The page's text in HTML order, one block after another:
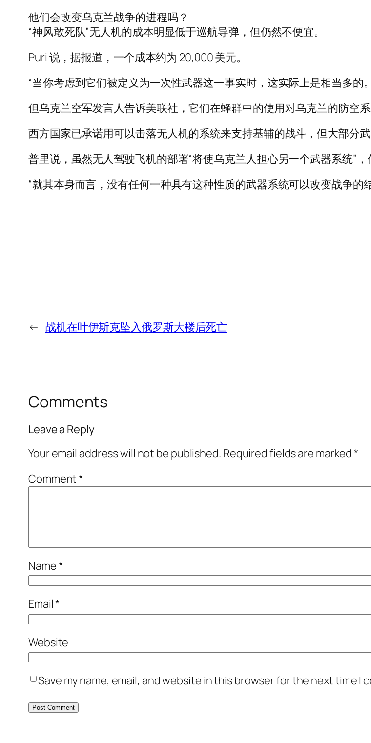
他们会改变乌克兰战争的进程吗？
“神风敢死队”无人机的成本明显低于巡航导弹，但仍然不便宜。
Puri 说，据报道，一个成本约为 20,000 美元。
“当你考虑到它们被定义为一次性武器这一事实时，这实际上是相当多的
但乌克兰空军发言人告诉美联社，它们在蜂群中的使用对乌克兰的防空系
西方国家已承诺用可以击落无人机的系统来支持基辅的战斗，但大部分
普里说，虽然无人驾驶飞机的部署“将使乌克兰人担心另一个武器系统”，
“就其本身而言，没有任何一种具有这种性质的武器系统可以改变战争的结
← 战机在叶伊斯克坠入俄罗斯大楼后死亡
Comments
Leave a Reply
Your email address will not be published. Required fields are marked*
Comment*
Name*
Email*
Website
Save my name, email, and website in this browser for the next time I